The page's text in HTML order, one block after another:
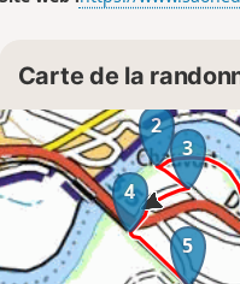
Carte de la
2
3
4
5